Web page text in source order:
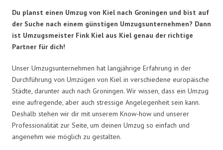
Du planst einen Umzug von Kiel nach Groningen und bist auf
der Suche nach einem günstigen Umzugsunternehmen? Dann
ist Umzugsmeister Fink Kiel aus Kiel genau der richtige
Partner für dich!
Unser Umzugsunternehmen hat langjährige Erfahrung in der
Durchführung von Umzügen von Kiel in verschiedene europäische
Städte, darunter auch nach Groningen. Wir wissen, dass ein Umzug
eine aufregende, aber auch stressige Angelegenheit sein kann.
Deshalb stehen wir dir mit unserem Know-how und unserer
Professionalität zur Seite, um deinen Umzug so einfach und
angenehm wie möglich zu gestalten.